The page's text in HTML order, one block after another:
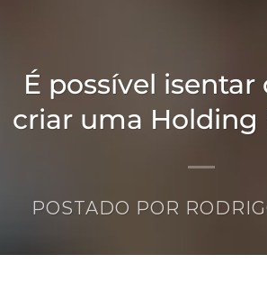
É possível isentar
criar uma Holding
POSTADO POR